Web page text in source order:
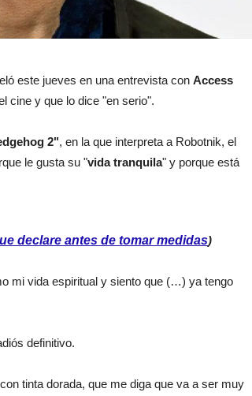
este jueves en una entrevista con Access
cine y que lo dice "en serio".
2", en la que interpreta a Robotnik, el
le gusta su "vida tranquila" y porque está
declare antes de tomar medidas)
mi vida espiritual y siento que (…) ya tengo
definitivo.
tinta dorada, que me diga que va a ser muy